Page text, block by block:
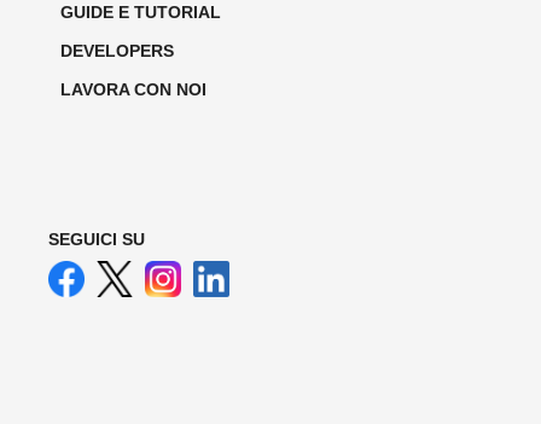
GUIDE E TUTORIAL
DEVELOPERS
LAVORA CON NOI
SEGUICI SU